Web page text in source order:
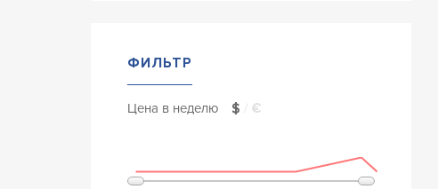
ФИЛЬТР
Цена в неделю $ / €